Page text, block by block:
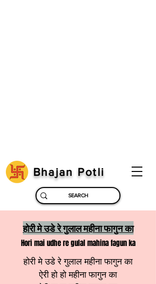
Bhajan Potli
होरी मे उडे रे गुलाल महीना फागुन का
Hori mai udhe re gulal mahina fagun ka
होरी मे उडे रे गुलाल महीना फागुन का
ऐरी हो हो महीना फागुन का